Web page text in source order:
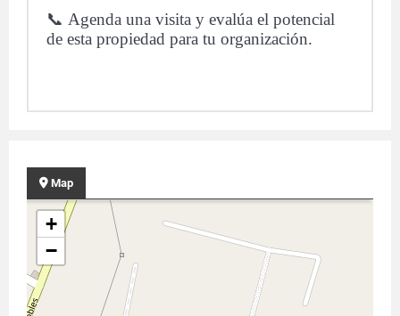
📞 Agenda una visita y evalúa el potencial
de esta propiedad para tu organización.
Map
+
−